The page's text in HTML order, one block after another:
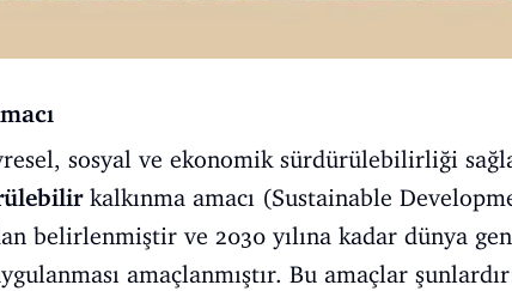
sosyal ve ekonomik sürdürülebilirliği
kalkınma amacı (Sustainable
belirlenmiştir ve 2030 yılına kadar dünya
amaçlanmıştır. Bu amaçlar